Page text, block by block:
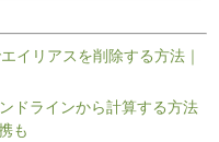
イリアスを削除する方法｜
ドラインから計算する方法
も